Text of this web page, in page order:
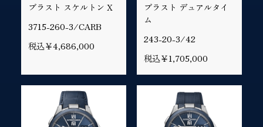
ブラスト スケルトン X
3715-260-3/CARB
税込￥4,686,000
ブラスト デュアルタイ
ム
243-20-3/42
税込￥1,705,000